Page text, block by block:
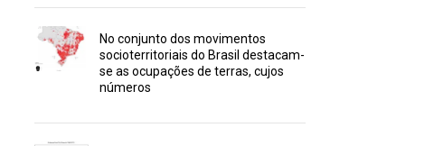
No conjunto dos movimentos
socioterritoriais do Brasil destacam-
se as ocupações de terras, cujos
números